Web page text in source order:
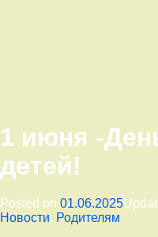
1 июня -
детей!
Posted on 01.06.2025
Новости, Родителям